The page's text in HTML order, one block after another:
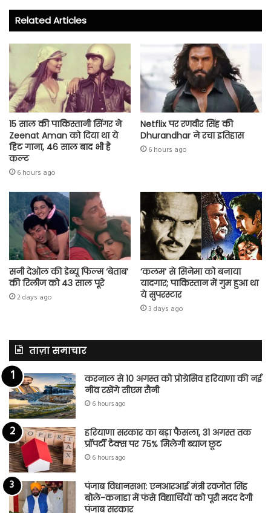
o
ok
er A
p
p
Related Articles
15 साल की पाकिस्तानी सिंगर ने
Zeenat Aman को दिया था ये
हिट गाना, 46 साल बाद भी है
कल्ट
6 hours ago
Netflix पर रणवीर सिंह की
Dhurandhar ने रचा इतिहास
6 hours ago
सनी देओल की डेब्यू फिल्म ‘बेताब’
की रिलीज को 43 साल पूरे
2 days ago
‘कलम’ से सिनेमा को बनाया
यादगार; पाकिस्तान में गुम हुआ था
ये सुपरस्टार
3 days ago
ताज़ा समाचार
करनाल से 10 अगस्त को प्रोग्रेसिव हरियाणा की नई
नींव रखेंगे सीएम सैनी
6 hours ago
हरियाणा सरकार का बड़ा फैसला, 31 अगस्त तक
प्रॉपर्टी टैक्स पर 75% मिलेगी ब्याज छूट
6 hours ago
पंजाब विधानसभा: एनआरआई मंत्री रवजोत सिंह
बोले-कनाडा में फंसे विद्यार्थियों को पूरी मदद देगी
पंजाब सरकार